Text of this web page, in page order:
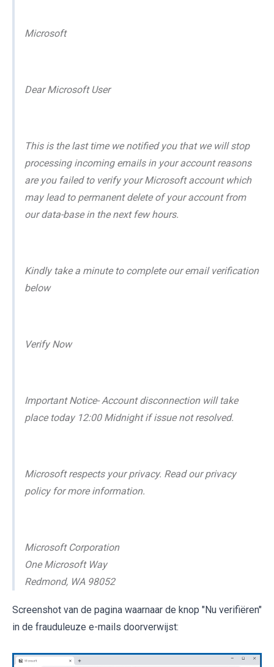
Microsoft
Dear Microsoft User
This is the last time we notified you that we will stop
processing incoming emails in your account reasons
are you failed to verify your Microsoft account which
may lead to permanent delete of your account from
our data-base in the next few hours.
Kindly take a minute to complete our email verification
below
Verify Now
Important Notice- Account disconnection will take
place today 12:00 Midnight if issue not resolved.
Microsoft respects your privacy. Read our privacy
policy for more information.
Microsoft Corporation
One Microsoft Way
Redmond, WA 98052
Screenshot van de pagina waarnaar de knop "Nu verifiëren"
in de frauduleuze e-mails doorverwijst: